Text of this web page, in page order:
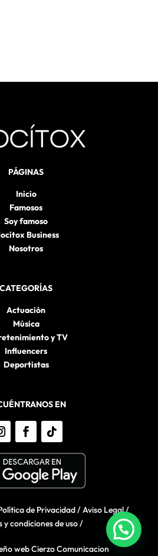
PÁGINAS
Inicio
Famosos
Soy famoso
Business
Nosotros
CATEGORÍAS
Actuación
Música
y TV
Influencers
Deportistas
EN
de Privacidad/Aviso Legal/
y condiciones de uso/
web Cierzo Comunicacion